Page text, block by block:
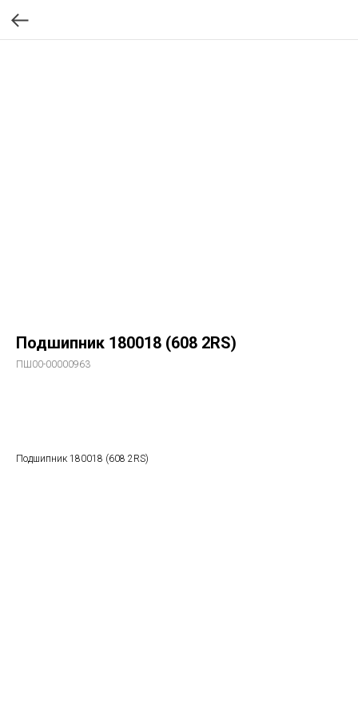
Подшипник 180018 (608 2RS)
ПШ00-00000963
Подшипник 180018 (608 2RS)